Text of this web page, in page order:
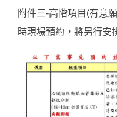
附件三-高階項目(有意
時現場預約，將另行安